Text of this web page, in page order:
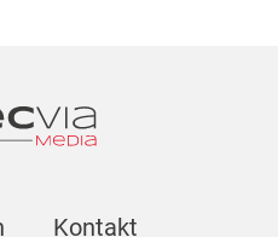
Kontakt